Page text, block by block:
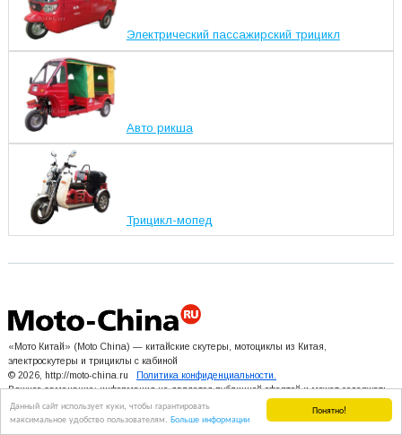
Понятно!
Данный сайт использует куки, чтобы гарантировать
максимальное удобство пользователям. Больше информации
Электрический пассажирский трицикл
Авто рикша
Трицикл-мопед
«Мото Китай» (Moto China) — китайские скутеры, мотоциклы из Китая,
электроскутеры и трициклы с кабиной
© 2026, http://moto-china.ru
Политика конфиденциальности.
Важное замечание: информация не является публичной офертой и может содержать
неточности.